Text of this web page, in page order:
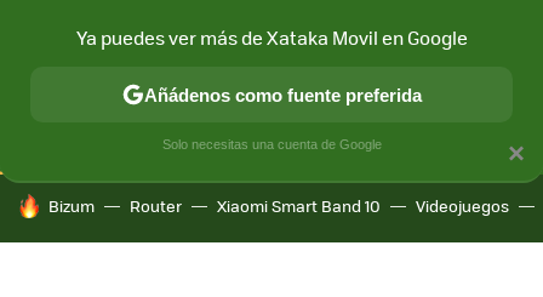
CONECTIVIDAD MÓVIL Y SOCIEDAD APLICACIONES
HOY SE HABLA DE
Bizum Router Xiaomi Smart Band 10 Videojuegos
×
Ya puedes ver más de Xataka Movil en Google
Añádenos como fuente preferida
Solo necesitas una cuenta de Google